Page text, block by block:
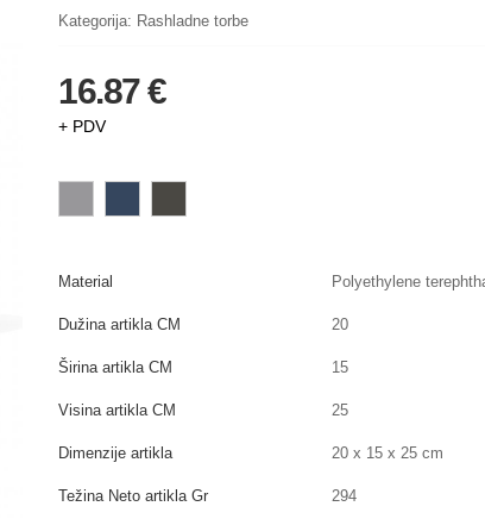
Kategorija: Rashladne torbe
16.87 €
+ PDV
Material Polyethylene
Dužina artikla CM 20
Širina artikla CM 15
Visina artikla CM 25
Dimenzije artikla 20 x 15 x 25 cm
Težina Neto artikla Gr 294